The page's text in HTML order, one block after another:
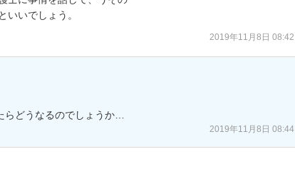
いいでしょう。
2019年11月8日 08:42
らどうなるのでしょうか…
2019年11月8日 08:44